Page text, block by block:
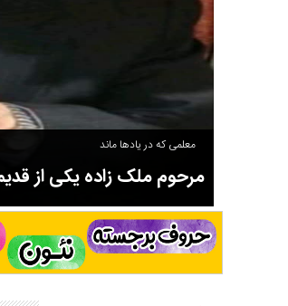
معلمی که در یادها ماند
مرحوم ملک زاده یکی از
سوادآموزی و عضو موسس مدرسه اورنگ سیاهکل نیز